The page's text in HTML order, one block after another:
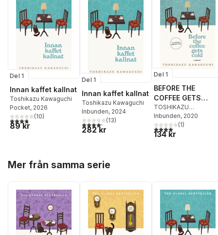
Del 1
Innan kaffet kallnat
Toshikazu Kawaguchi
Pocket, 2026
3,8utav 5 stjärnor. Totalt antal röster:
(10)
89 kr
Del 1
Innan kaffet kallnat
Toshikazu Kawaguchi
Inbunden, 2024
4,2utav 5 stjärnor. Totalt antal röster:
(13)
282 kr
Del 1
BEFORE THE
COFFEE GETS
COLD
TOSHIKAZU
KAWAGUCHI
Inbunden, 2020
4,0utav 5 stjärnor.
(1)
134 kr
Mer från samma serie